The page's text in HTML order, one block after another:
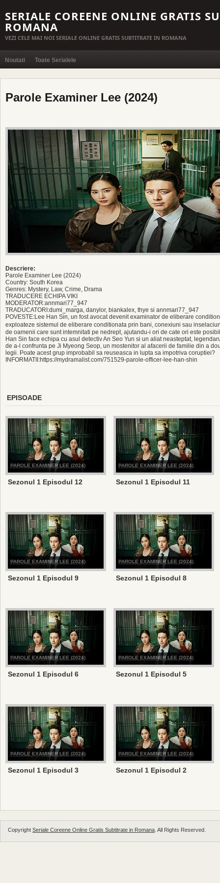
SERIALE COREENE ONLINE GRATIS
ROMANA
VEZI CELE MAI NOI SERIALE ONLINE GRATIS SUBTITRATE IN ROMANA
Noutati Toate Serialele
Parole Examiner Lee (2024)
Descriere:
Parole Examiner Lee (2024)
Country: South Korea
Genres: Mystery, Law, Crime, Drama
TRADUCERE ECHIPA VIKI
MODERATOR:annmari77_947
TRADUCATORI:dumi_marga, danylor, biankalex, thye si annmari77_947
POVESTE:Lee Han Sin, un fost avocat devenit examinator de eliberare
exploateze sistemul de eliberare conditionata prin bani, conexiuni sau
de oamenii care sunt intemnitati pe nedrept, ajutandu-i ori de cate ori este
Han Sin face echipa cu asul detectiv An Seo Yun si un aliat neasteptat,
de a-l confrunta pe Ji Myeong Seop, un mostenitor al afacerii de familie din a
legii. Poate acest grup improbabil sa reuseasca in lupta sa impotriva coruptiei?
INFORMATII:https://mydramalist.com/751529-parole-officer-lee-han-shin
EPISOADE
PAROLE EXAMINER LEE (2024)
Sezonul 1 Episodul 12
PAROLE EXAMINER LEE (2024)
Sezonul 1 Episodul 11
PAROLE EXAMINER LEE (2024)
Sezonul 1 Episodul 9
PAROLE EXAMINER LEE (2024)
Sezonul 1 Episodul 8
PAROLE EXAMINER LEE (2024)
Sezonul 1 Episodul 6
PAROLE EXAMINER LEE (2024)
Sezonul 1 Episodul 5
PAROLE EXAMINER LEE (2024)
Sezonul 1 Episodul 3
PAROLE EXAMINER LEE (2024)
Sezonul 1 Episodul 2
Copyright Seriale Coreene Online Gratis Subtitrate in Romana . All Rights Reserved.